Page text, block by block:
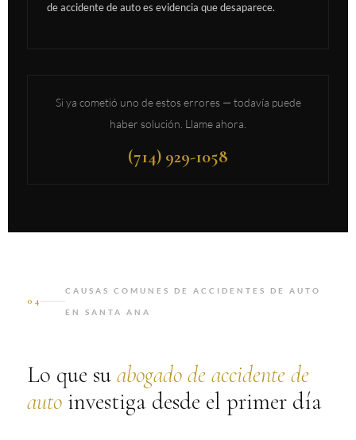
de accidente de auto es evidencia que desaparece.
Si ya cometió uno de estos errores — todavía puede
haber solución. Llame ahora.
(714) 929-1058
04
CAUSAS COMUNES DE ACCIDENTES DE AUTO
EN SANTA ANA
Lo que su abogado de accidente de
auto investiga desde el primer día